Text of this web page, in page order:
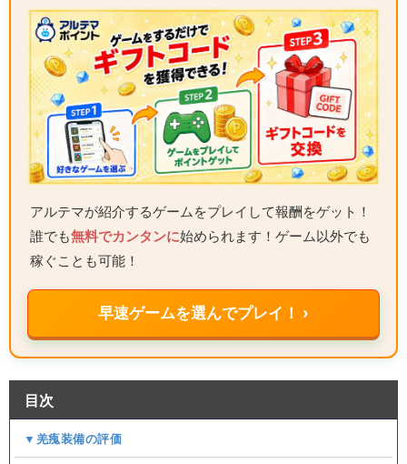
アルテマが紹介するゲームをプレイして報酬をゲット！
誰でも無料でカンタンに始められます！ゲーム以外でも
稼ぐことも可能！
早速ゲームを選んでプレイ！ ›
目次
▼羌瘣装備の評価